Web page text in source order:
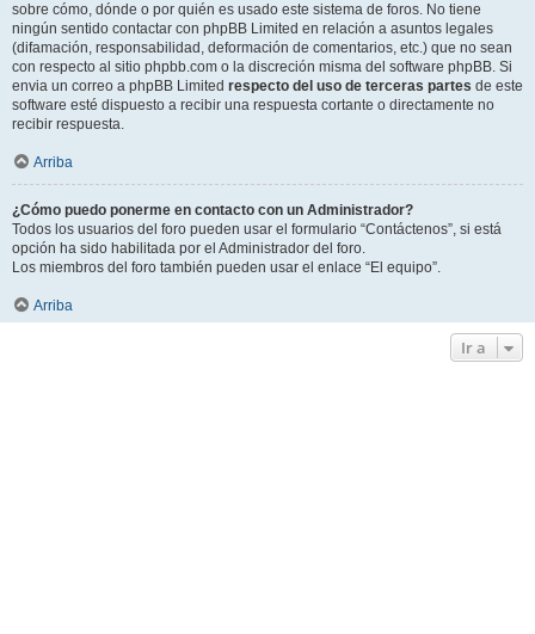
sobre cómo, dónde o por quién es usado este sistema de foros. No tiene
ningún sentido contactar con phpBB Limited en relación a asuntos legales
(difamación, responsabilidad, deformación de comentarios, etc.) que no sean
con respecto al sitio phpbb.com o la discreción misma del software phpBB. Si
envia un correo a phpBB Limited respecto del uso de terceras partes de este
software esté dispuesto a recibir una respuesta cortante o directamente no
recibir respuesta.
Arriba
¿Cómo puedo ponerme en contacto con un Administrador?
Todos los usuarios del foro pueden usar el formulario “Contáctenos”, si está
opción ha sido habilitada por el Administrador del foro.
Los miembros del foro también pueden usar el enlace “El equipo”.
Arriba
Ir a